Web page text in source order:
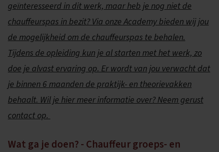
geïnteresseerd in dit werk, maar heb je nog niet de
chauffeurspas in bezit? Via onze Academy bieden wij jou
de mogelijkheid om de chauffeurspas te behalen.
Tijdens de opleiding kun je al starten met het werk, zo
doe je alvast ervaring op. Er wordt van jou verwacht dat
je binnen 6 maanden de praktijk- en theorievakken
behaalt. Wil je hier meer informatie over? Neem gerust
contact op.
Wat ga je doen? - Chauffeur groeps- en